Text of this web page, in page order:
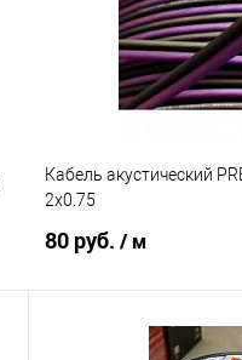
Кабель акустический
2x0.75
80 руб. / м
В